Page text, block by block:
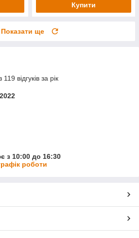
Купити
Показати ще
відгуків за рік
з 10:00 до 16:30
роботи